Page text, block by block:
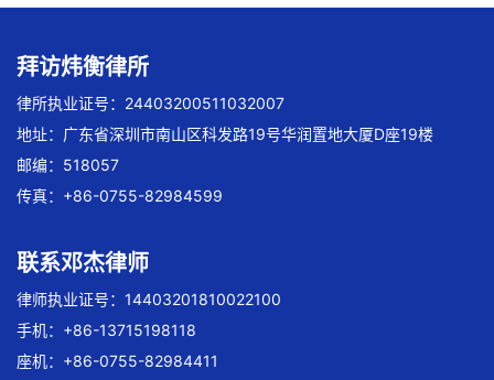
拜访炜衡律所
律所执业证号：24403200511032007
地址：广东省深圳市南山区科发路19号华润置地大厦D座19楼
邮编：518057
传真：+86-0755-82984599
联系邓杰律师
律师执业证号：14403201810022100
手机：+86-13715198118
座机：+86-0755-82984411